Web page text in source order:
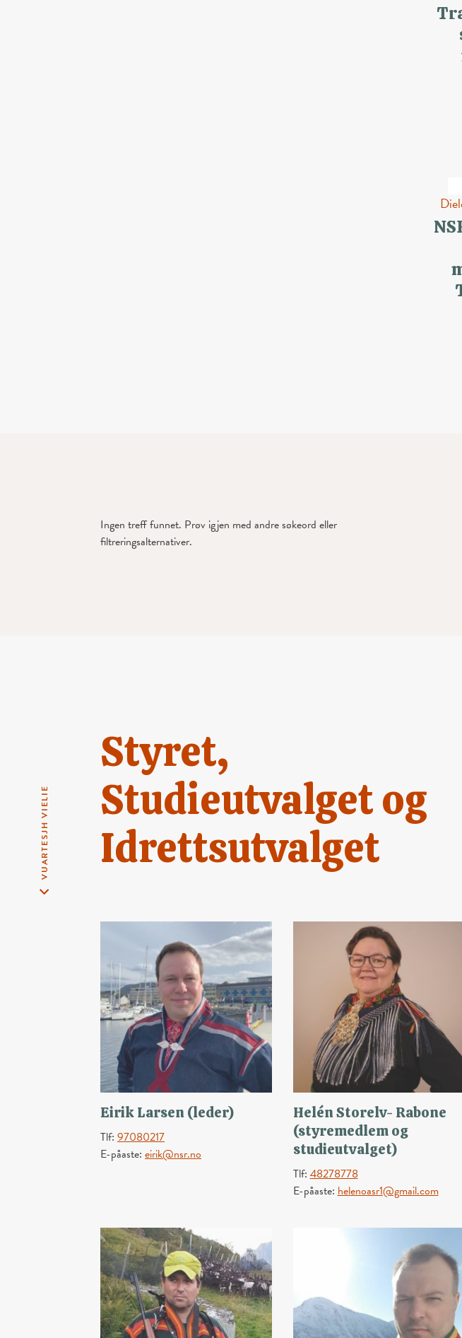
VUARTESJH VIELIE
Ingen treff funnet. Prøv igjen med andre søkeord eller
filtreringsalternativer.
Styret,
Studieutvalget og
Idrettsutvalget
Eirik Larsen (leder)
Tlf: 97080217
E-påaste: eirik@nsr.no
Helén Storelv- Rabone
(styremedlem og
studieutvalget)
Tlf:48278778
E-påaste:helenoasr1@gmail.com